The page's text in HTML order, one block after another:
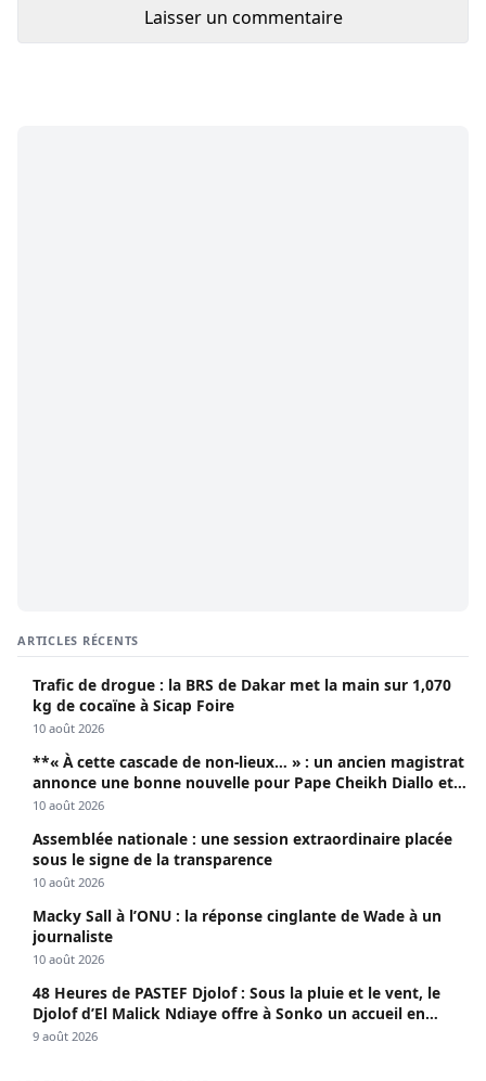
ARTICLES RÉCENTS
Trafic de drogue : la BRS de Dakar met la main sur 1,070
kg de cocaïne à Sicap Foire
10 août 2026
**« À cette cascade de non-lieux… » : un ancien magistrat
annonce une bonne nouvelle pour Pape Cheikh Diallo et
Cie**
10 août 2026
Assemblée nationale : une session extraordinaire placée
sous le signe de la transparence
10 août 2026
Macky Sall à l’ONU : la réponse cinglante de Wade à un
journaliste
10 août 2026
48 Heures de PASTEF Djolof : Sous la pluie et le vent, le
Djolof d’El Malick Ndiaye offre à Sonko un accueil en
apothéose
9 août 2026